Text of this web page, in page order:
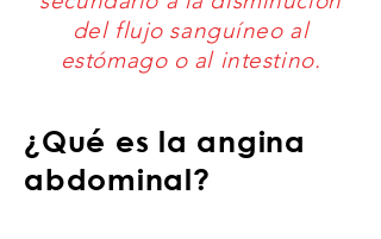
del flujo sanguíneo al
estómago o al intestino.
¿Qué es la angina
abdominal?